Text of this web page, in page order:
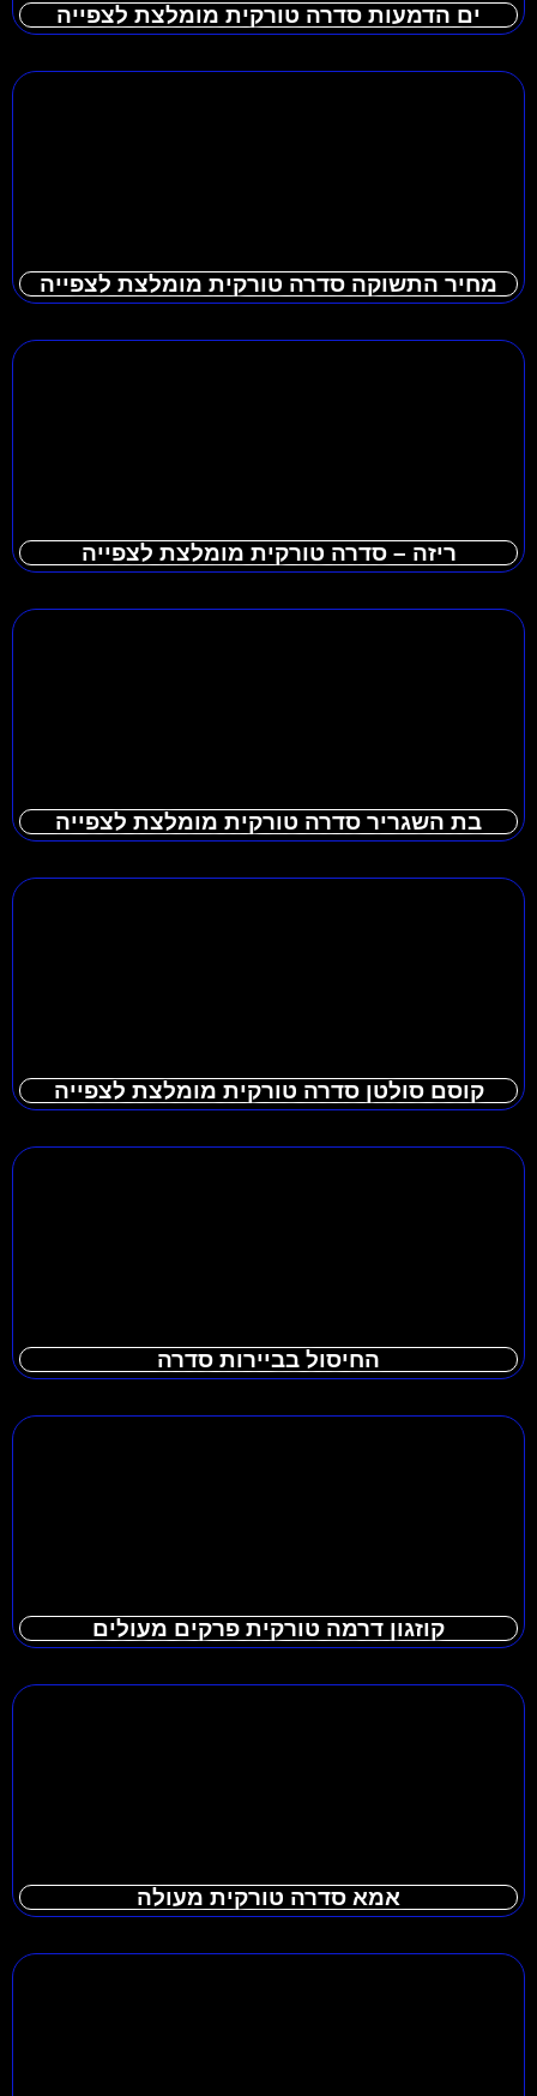
ים הדמעות סדרה טורקית מומלצת לצפייה
מחיר התשוקה סדרה טורקית מומלצת לצפייה
ריזה – סדרה טורקית מומלצת לצפייה
בת השגריר סדרה טורקית מומלצת לצפייה
קוסם סולטן סדרה טורקית מומלצת לצפייה
החיסול בביירות סדרה
קוזגון דרמה טורקית פרקים מעולים
אמא סדרה טורקית מעולה